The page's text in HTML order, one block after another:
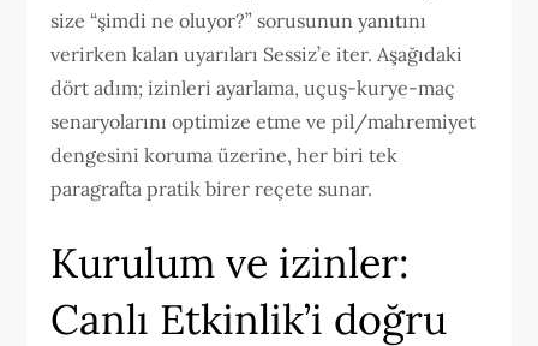
size “şimdi ne oluyor?” sorusunun yanıtını
verirken kalan uyarıları Sessiz’e iter. Aşağıdaki
dört adım; izinleri ayarlama, uçuş-kurye-maç
senaryolarını optimize etme ve pil/mahremiyet
dengesini koruma üzerine, her biri tek
paragrafta pratik birer reçete sunar.
Kurulum ve izinler:
Canlı Etkinlik’i doğru